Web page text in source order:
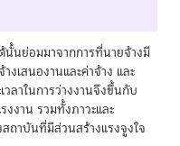
นั้นย่อมมาจากการที่นายจ้างมี
งเสนองานและค่าจ้าง และ
ลาในการว่างงานจึงขึ้นกับ
งาน รวมทั้งภาวะและ
ถาบันที่มีส่วนสร้างแรงจูงใจ